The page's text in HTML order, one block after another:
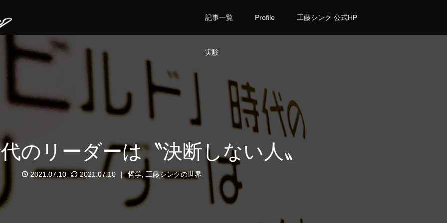
記事一覧 Profile 工藤シンク 公式HP
実験
のリーダーは〝決断しない人〟
2021.07.10 2021.07.10 哲学, 工藤シンクの世界